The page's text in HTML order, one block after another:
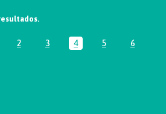
Página
2 Página
3 Página
4 Página
5 Página
6